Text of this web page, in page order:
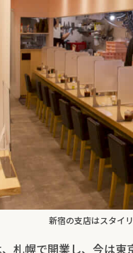
新宿の支店はスタイ
札幌で開業し、今は